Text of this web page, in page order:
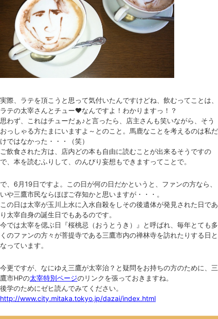
実際、ラテを頂こうと思って気付いたんですけどね、飲むってことは、
ラテの太宰さんとチュー❤なんですよ！わかりますっ！？
思わず、これはチューだぁ♪と言ったら、店主さんも笑いながら、そう
おっしゃる方たまにいますよ～とのこと。馬鹿なことを考えるのは私だ
けではなかった・・・（笑）
ご飲食された方は、店内どの本も自由に読むことが出来るそうですの
で、本を読むふりして、のんびり妄想もできますってことで。
で、6月19日ですよ。この日が何の日だかというと、ファンの方なら、
いや三鷹市民ならほぼご存知かと思いますが・・・。
この日は太宰が玉川上水に入水自殺をしその後遺体が発見された日であ
り太宰自身の誕生日でもあるのです。
今では太宰を偲ぶ日『桜桃忌（おうとうき）』と呼ばれ、毎年とても多
くのファンの方々が菩提寺である三鷹市内の禅林寺を訪れたりする日と
なっています。
今更ですが、なにゆえ三鷹が太宰治？と疑問をお持ちの方のために、三
鷹市HPの太宰特別ページのリンクを張っておきますね。
後学のためにゼヒ読んでみてください。
http://www.city.mitaka.tokyo.jp/dazai/index.html